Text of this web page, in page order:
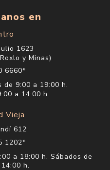
en
1623
y Minas)
6660*
de 9:00 a 19:00 h.
a 14:00 h.
Vieja
612
1202*
a 18:00 h. Sábados de
h.